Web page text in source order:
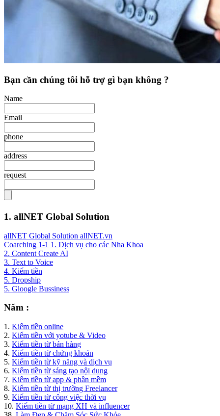
Bạn cần chúng tôi hỗ trợ gì bạn không ?
Name
Email
phone
address
request
1. allNET Global Solution
allNET Global Solution allNET.vn
Coarching 1-1 1. Dịch vụ cho các Nha Khoa
2. Content Create AI
3. Text to Voice
4. Kiếm tiền
5. Dropship
5. Gloogle Bussiness
Năm :
1. Kiếm tiền online
2. Kiếm tiền với yotube & Video
3. Kiếm tiền từ bán hàng
4. Kiếm tiền từ chứng khoán
5. Kiếm tiền từ kỹ năng và dịch vụ
6. Kiếm tiền từ sáng tạo nội dung
7. Kiếm tiền từ app & phần mềm
8. Kiếm tiền từ thị trường Freelancer
9. Kiếm tiền từ công việc thời vụ
10. Kiếm tiền từ mạng XH và influencer